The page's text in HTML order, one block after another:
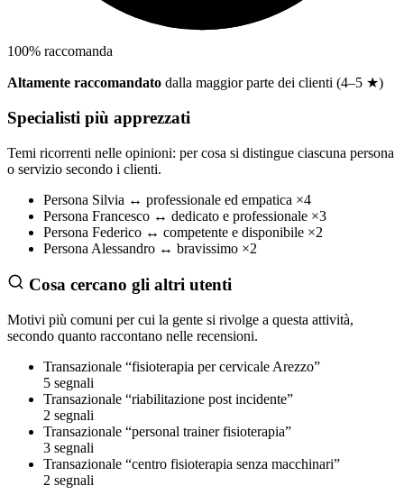
100% raccomanda
Altamente raccomandato dalla maggior parte dei clienti (4–5 ★)
Specialisti più apprezzati
Temi ricorrenti nelle opinioni: per cosa si distingue ciascuna persona
o servizio secondo i clienti.
Persona Silvia ↔ professionale ed empatica ×4
Persona Francesco ↔ dedicato e professionale ×3
Persona Federico ↔ competente e disponibile ×2
Persona Alessandro ↔ bravissimo ×2
Cosa cercano gli altri utenti
Motivi più comuni per cui la gente si rivolge a questa attività,
secondo quanto raccontano nelle recensioni.
Transazionale “fisioterapia per cervicale Arezzo”
5 segnali
Transazionale “riabilitazione post incidente”
2 segnali
Transazionale “personal trainer fisioterapia”
3 segnali
Transazionale “centro fisioterapia senza macchinari”
2 segnali